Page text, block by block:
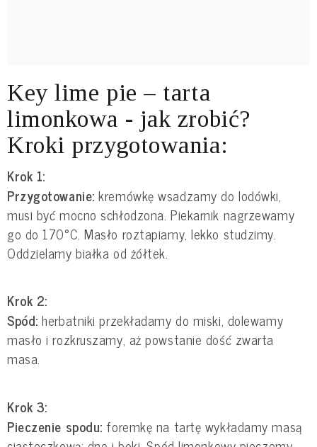
Key lime pie – tarta
limonkowa - jak zrobić?
Kroki przygotowania:
Krok 1:
Przygotowanie: kremówkę wsadzamy do lodówki,
musi być mocno schłodzona. Piekarnik nagrzewamy
go do 170°C. Masło roztapiamy, lekko studzimy.
Oddzielamy białka od żółtek.
Krok 2:
Spód:herbatniki przekładamy do miski, dolewamy
masło i rozkruszamy, aż powstanie dość zwarta
masa.
Krok 3:
Pieczenie spodu: foremkę na tartę wykładamy masą